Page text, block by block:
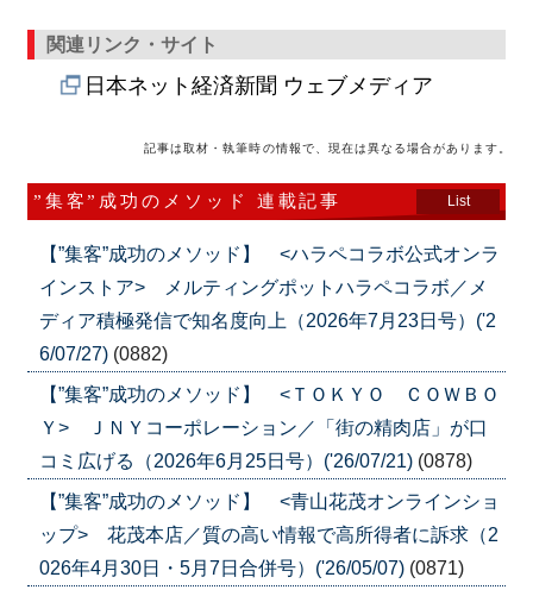
関連リンク・サイト
日本ネット経済新聞 ウェブメディア
記事は取材・執筆時の情報で、現在は異なる場合があります。
”集客”成功のメソッド 連載記事 List
【”集客”成功のメソッド】 <ハラペコラボ公式オンラ
インストア> メルティングポットハラペコラボ／メ
ディア積極発信で知名度向上（2026年7月23日号）('2
6/07/27) (0882)
【”集客”成功のメソッド】 <ＴＯＫＹＯ ＣＯＷＢＯ
Ｙ> ＪＮＹコーポレーション／「街の精肉店」が口
コミ広げる（2026年6月25日号）('26/07/21) (0878)
【”集客”成功のメソッド】 <青山花茂オンラインショ
ップ> 花茂本店／質の高い情報で高所得者に訴求（2
026年4月30日・5月7日合併号）('26/05/07) (0871)